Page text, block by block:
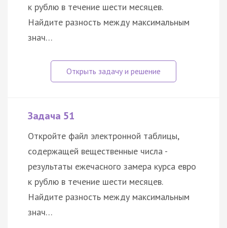
к рублю в течение шести месяцев.
Найдите разность между максимальным
знач…
Задача 51
Откройте файл электронной таблицы,
содержащей вещественные числа -
результаты ежечасного замера курса евро
к рублю в течение шести месяцев.
Найдите разность между максимальным
знач…